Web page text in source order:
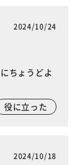
2024/10/24
ちょうどよ
役に立った
2024/10/18